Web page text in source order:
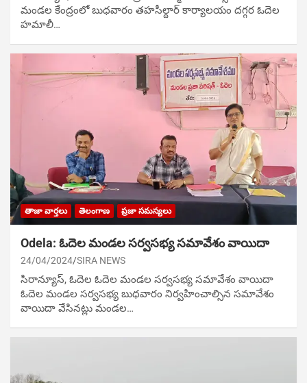
మండల కేంద్రంలో బుధవారం త‌హ‌సీల్దార్ కార్యాలయం దగ్గర ఓదెల
హమాలీ…
తాజా వార్తలు తెలంగాణ ప్రజా సమస్యలు
Odela: ఓదెల మండల సర్వసభ్య సమావేశం వాయిదా
24/04/2024 SIRA NEWS
సిరాన్యూస్‌, ఓదెల ఓదెల మండల సర్వసభ్య సమావేశం వాయిదా
ఓదెల మండ‌ల స‌ర్వ‌స‌భ్య బుధవారం నిర్వ‌హించాల్సిన స‌మావేశం
వాయిదా వేసిన‌ట్లు మండల…